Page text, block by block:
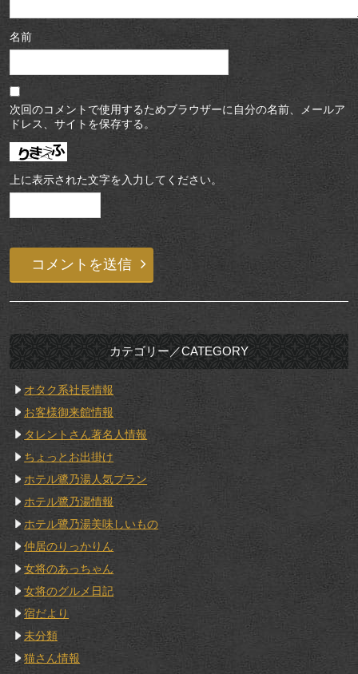
名前
次回のコメントで使用するためブラウザーに自分の名前、メールア
ドレス、サイトを保存する。
上に表示された文字を入力してください。
カテゴリー／CATEGORY
オタク系社長情報
お客様御来館情報
タレントさん著名人情報
ちょっとお出掛け
ホテル鷺乃湯人気プラン
ホテル鷺乃湯情報
ホテル鷺乃湯美味しいもの
仲居のりっかりん
女将のあっちゃん
女将のグルメ日記
宿だより
未分類
猫さん情報